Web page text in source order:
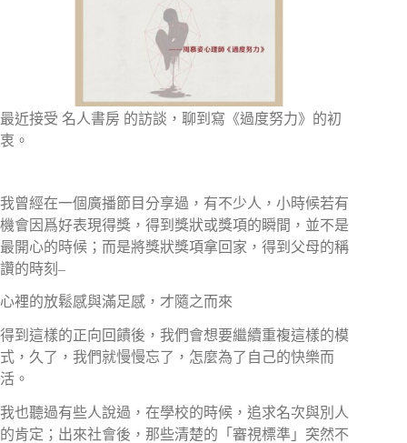
最近接受 名人書房 的訪談，聊到寫《過度努力》的初
衷。
我曾經在一個廣播節目分享過，有不少人，小時候若有
機會因爲好表現得獎，得到獎狀或獎項的瞬間，並不是
最開心的時候；而是將獎狀獎項拿回家，得到父母的稱
讚的時刻–⠀⠀
心裡的放鬆感與滿足感，才隨之而來⠀
得到這樣的正向回饋後，我們會想要繼續重複這樣的模
式，久了，我們就慢慢忘了，怎麼為了自己的快樂而
活。⠀⠀⠀
我也聽過有些人說過，在學校的時候，追求名次與別人
的肯定；出來社會後，那些清楚的「審視標準」突然不